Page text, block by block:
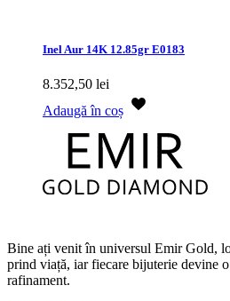
Inel Aur 14K 12.85gr E0183
8.352,50 lei
Adaugă în coș
Bine ați venit în universul Emir Gold,
prind viață, iar fiecare bijuterie devine
rafinament.